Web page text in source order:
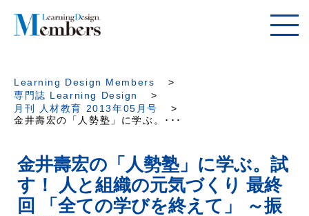
Learning Design Members
専門誌 Learning Design
月刊 人材教育 2013年05月号
金井壽宏の「人勢塾」に学ぶ。･･･
金井壽宏の「人勢塾」に学ぶ。試
す！ 人と組織の元気づくり 最終
回 「全ての学びを終えて」 ～振